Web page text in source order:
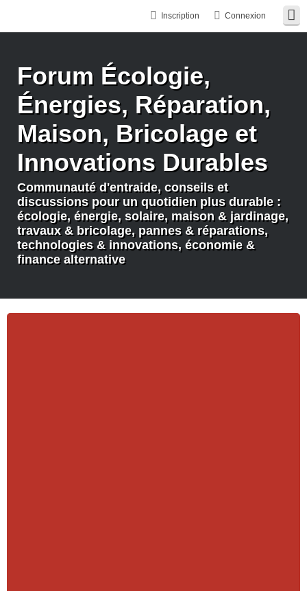
Connexion
Inscription
Forum Écologie,
Énergies, Réparation,
Maison, Bricolage et
Innovations Durables
Communauté d'entraide, conseils et
discussions pour un quotidien plus durable :
écologie, énergie, solaire, maison & jardinage,
travaux & bricolage, pannes & réparations,
technologies & innovations, économie &
finance alternative